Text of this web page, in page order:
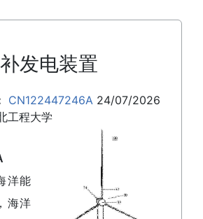
发电装置
CN122447246A 24/07/2026
工程大学
洋能
海洋